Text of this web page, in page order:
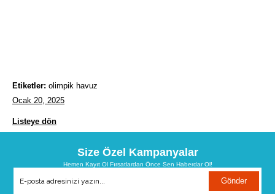
Etiketler: olimpik havuz
Ocak 20, 2025
Listeye dön
Size Özel Kampanyalar
Hemen Kayıt Ol Fırsatlardan Önce Sen Haberdar Ol!
Gönder